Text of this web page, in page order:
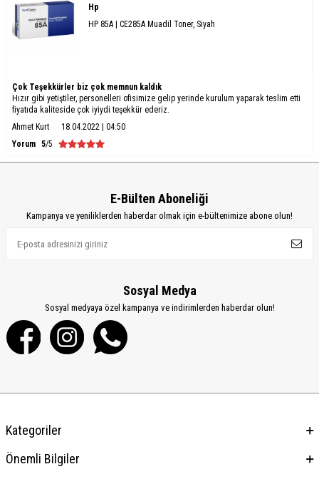
Hp
HP 85A | CE285A Muadil Toner, Siyah
Çok Teşekkürler biz çok memnun kaldık
Hızır gibi yetiştiler, personelleri ofisimize gelip yerinde kurulum yaparak teslim etti
fiyatıda kaliteside çok iyiydi teşekkür ederiz.
Ahmet Kurt
18.04.2022 | 04:50
Yorum 5/5
E-Bülten Aboneliği
Kampanya ve yeniliklerden haberdar olmak için e-bültenimize abone olun!
Sosyal Medya
Sosyal medyaya özel kampanya ve indirimlerden haberdar olun!
Kategoriler
Önemli Bilgiler